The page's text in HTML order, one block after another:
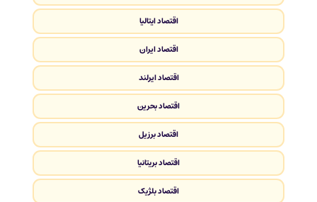
اقتصاد ایتالیا
اقتصاد ایران
اقتصاد ایرلند
اقتصاد بحرین
اقتصاد برزیل
اقتصاد بریتانیا
اقتصاد بلژیک